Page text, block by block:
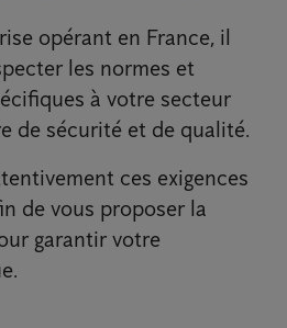
opérant en France, il
les normes et
à votre secteur
de sécurité et de qualité.
ces exigences
de vous proposer la
garantir votre